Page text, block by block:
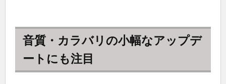
音質・カラバリの小幅なアップデ
ートにも注目